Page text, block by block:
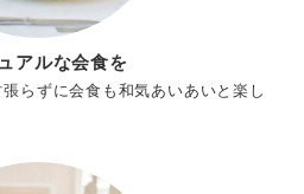
アルな会食を
らずに会食も和気あいあいと楽し